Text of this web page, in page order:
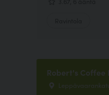
Robert's Coffee